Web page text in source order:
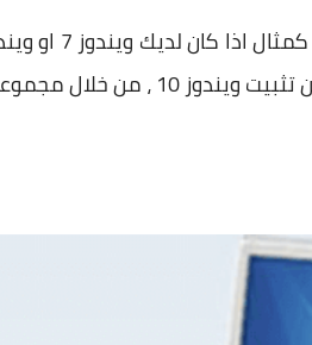
من الخطوات التالية :